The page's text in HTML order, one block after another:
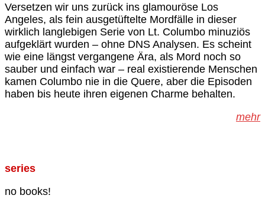
Versetzen wir uns zurück ins glamouröse Los
Angeles, als fein ausgetüftelte Mordfälle in dieser
wirklich langlebigen Serie von Lt. Columbo minuziös
aufgeklärt wurden – ohne DNS Analysen. Es scheint
wie eine längst vergangene Ära, als Mord noch so
sauber und einfach war – real existierende Menschen
kamen Columbo nie in die Quere, aber die Episoden
haben bis heute ihren eigenen Charme behalten.
mehr
series
no books!